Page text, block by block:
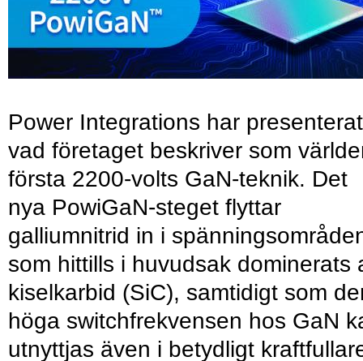
Power Integrations har presenterat
vad företaget beskriver som
första 2200-volts GaN-teknik. Det
nya PowiGaN-steget flyttar
galliumnitrid in i
som hittills i huvudsak dominerats
kiselkarbid (SiC), samtidigt som
höga switchfrekvensen hos GaN
utnyttjas även i betydligt